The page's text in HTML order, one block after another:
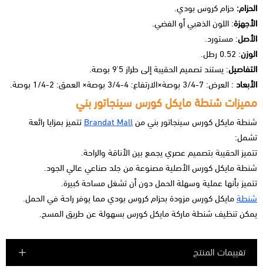
الحزام: حزام كروس بودي.
الأجهزة: اللون الذهبي أو الفضي.
الأصل: مستورد.
الوزن: 0.52 رطل.
التفاصيل: يستند تصميم الحقيبة إلى طراز 5'9 بوصة.
الأبعاد : العرض: 7-3/4 بوصة×الارتفاع: 4-3/4 بوصة× العمق: 2-1/4 بوصة.
مميزات شنطة مايكل كورس سينجاتور بني
شنطة مايكل كورس سينجاتور بني منBrandat Mall تتميز بمزايا رائعة
تشمل:
تتميز الحقيبة بتصميم عصري يجمع بين الأناقة والراحة.
شنطة مايكل كورس الأصليةمصنوعة من جلد صناعي عالي الجود.
تتميز بأنها عملية وسهلة الحمل دون أن تشغل مساحة كبيرة.
شنطةمايكل كورسمزودة بحزام كروس بودي مما يوفر راحة في الحمل.
يمكن تنظيف شنطة ماركة مايكل كورس بسهولة عن طريق المسح.
تقييمات المنتج